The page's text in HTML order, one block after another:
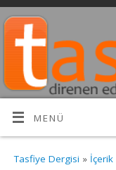
MENÜ
Tasfiye Dergisi » İçerik